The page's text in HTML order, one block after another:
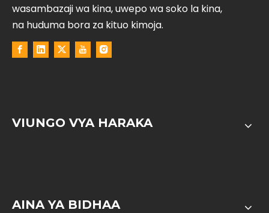
wasambazaji wa kina, uwepo wa soko la kina,
na huduma bora za kituo kimoja.
VIUNGO VYA HARAKA
AINA YA BIDHAA